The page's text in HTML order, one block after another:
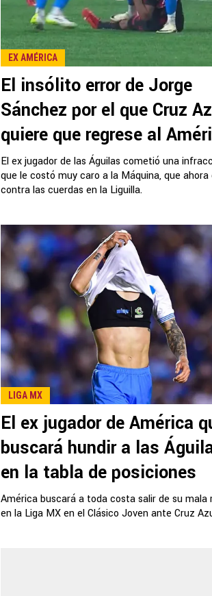
EX AMÉRICA
El insólito error de Jorge
Sánchez por el que Cruz
quiere que regrese al
El ex jugador de las Águilas cometió una
que le costó muy caro a la Máquina, que
contra las cuerdas en la Liguilla.
LIGA MX
El ex jugador de América
buscará hundir a las
en la tabla de posiciones
América buscará a toda costa salir de su mala
en la Liga MX en el Clásico Joven ante Cruz